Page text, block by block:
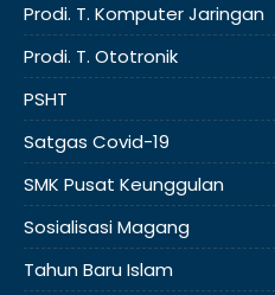
Prodi. T. Komputer Jaringan
Prodi. T. Ototronik
PSHT
Satgas Covid-19
SMK Pusat Keunggulan
Sosialisasi Magang
Tahun Baru Islam